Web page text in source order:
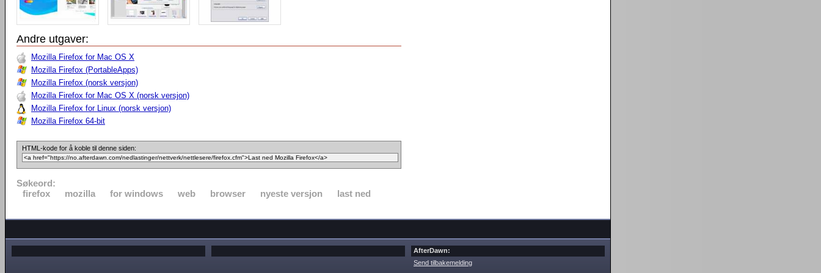
Andre utgaver:
Mozilla Firefox for Mac OS X
Mozilla Firefox (PortableApps)
Mozilla Firefox (norsk versjon)
Mozilla Firefox for Mac OS X (norsk versjon)
Mozilla Firefox for Linux (norsk versjon)
Mozilla Firefox 64-bit
HTML-kode for å koble til denne siden:
Søkeord:
firefox
mozilla for windows web browser nyeste versjon last ned
AfterDawn:
Send tilbakemelding